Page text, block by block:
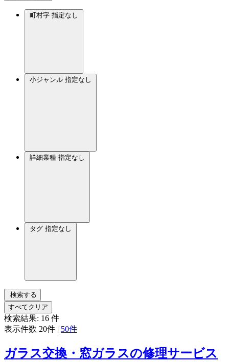
町村字 指定なし
小ジャンル 指定なし
詳細業種 指定なし
タグ 指定なし
検索する
すべてクリア
検索結果: 16 件
表示件数 20件 | 50件
ガラス交換・窓ガラスの修理サービス